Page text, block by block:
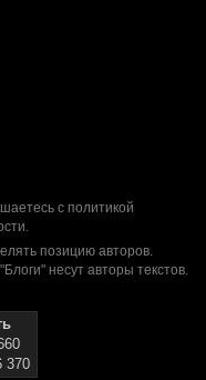
с политикой
.
позицию авторов.
несут авторы текстов.
370